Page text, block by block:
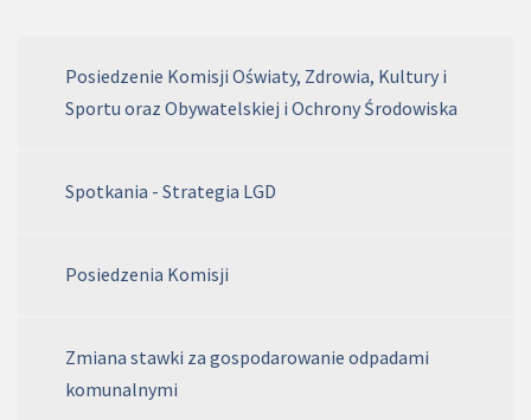
Posiedzenie Komisji Oświaty, Zdrowia, Kultury i
Sportu oraz Obywatelskiej i Ochrony Środowiska
Spotkania - Strategia LGD
Posiedzenia Komisji
Zmiana stawki za gospodarowanie odpadami
komunalnymi